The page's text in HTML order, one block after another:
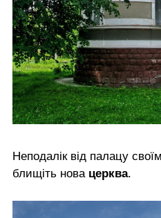
Неподалік від палацу
блищіть нова церква.